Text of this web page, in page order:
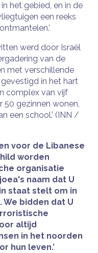
het gebied, en in de
een reeks
werd door Israël
van de
met verschillende
in het hart
complex van vijf
gezinnen wonen,
een school.’ (INN /
voor de Libanese
worden
organisatie
naam dat U
staat stelt om in
bidden dat U
altijd
in het noorden
hun leven.’